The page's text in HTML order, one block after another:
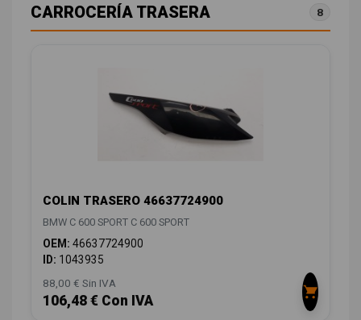
CARROCERÍA TRASERA 8
COLIN TRASERO 46637724900
BMW C 600 SPORT C 600 SPORT
OEM: 46637724900
ID: 1043935
88,00 € Sin IVA
106,48 € Con IVA